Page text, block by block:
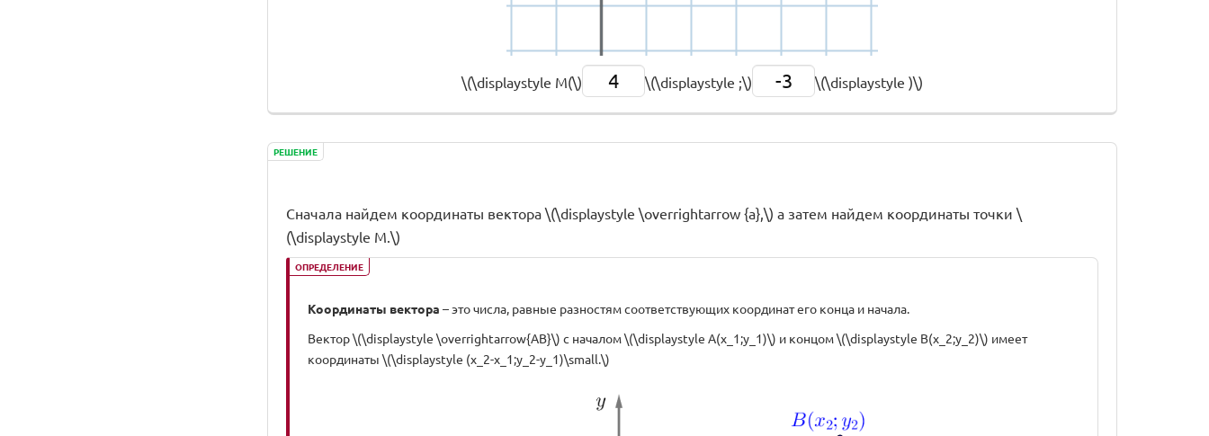
\(\displaystyle M(\) 4 \(\displaystyle ;\) -3 \(\displaystyle )\)
РЕШЕНИЕ
Сначала найдем координаты вектора \(\displaystyle \overrightarrow {a},\) а затем найдем координаты точки \
(\displaystyle M.\)
ОПРЕДЕЛЕНИЕ
Координаты вектора – это числа, равные разностям соответствующих координат его конца и начала.
Вектор \(\displaystyle \overrightarrow{AB}\) с началом \(\displaystyle A(x_1;y_1)\) и концом \(\displaystyle B(x_2;y_2)\) имеет
координаты \(\displaystyle (x_2-x_1;y_2-y_1)\small.\)